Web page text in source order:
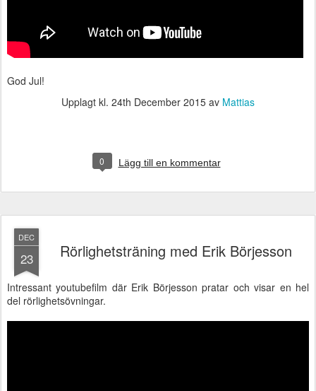
God Jul!
Upplagt kl. 24th December 2015 av Mattias
0 Lägg till en kommentar
DEC
23 Rörlighetsträning med Erik Börjesson
Intressant youtubefilm där Erik Börjesson pratar och visar en hel
del rörlighetsövningar.